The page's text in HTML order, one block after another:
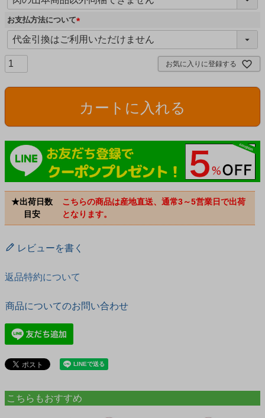
必
須
)
お支払方法について
(
必
お気に入りに登録する
カートに入れる
★出荷日数
目安
こちらの商品は産地直送、通常3～5営業日で出荷
となります。
レビューを書く
返品特約について
商品についてのお問い合わせ
こちらもおすすめ